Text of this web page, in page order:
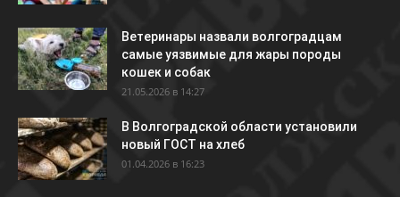
Ветеринары назвали волгоградцам
самые уязвимые для жары породы
кошек и собак
21.05.2026 в 14:27
В Волгоградской области установили
новый ГОСТ на хлеб
01.04.2026 в 16:23